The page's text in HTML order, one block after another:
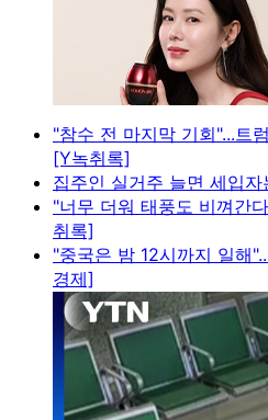
"참수 전 마지막 기회"...트
[Y녹취록]
집주인 실거주 늘면 세입
"너무 더워 태풍도 비껴간
취록]
"중국은 밤 12시까지 일해
경제]